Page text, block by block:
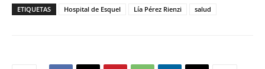
ETIQUETAS Hospital de Esquel Lía Pérez Rienzi salud